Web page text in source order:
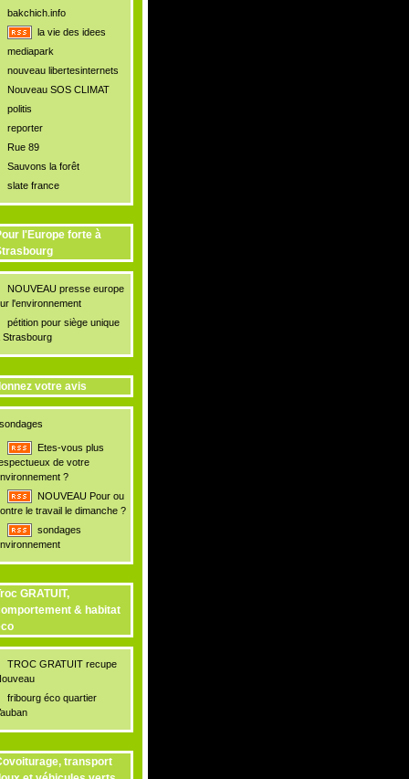
bakchich.info
la vie des idees
mediapark
nouveau libertesinternets
Nouveau SOS CLIMAT
politis
reporter
Rue 89
Sauvons la forêt
slate france
l'Europe forte à
NOUVEAU presse europe
l'environnement
pétition pour siège unique
Strasbourg
votre avis
sondages
Etes-vous plus
de votre
?
NOUVEAU Pour ou
le travail le dimanche ?
sondages
GRATUIT,
& habitat
TROC GRATUIT recupe
fribourg éco quartier
transport